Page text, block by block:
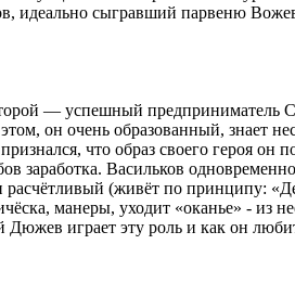
идеально сыгравший парвеню
— успешный предприниматель
он очень образованный, знает
что образ своего героя он
заработка. Васильков
расчётливый (живёт по принципу:
манеры, уходит «оканье» - из
играет эту роль и как он